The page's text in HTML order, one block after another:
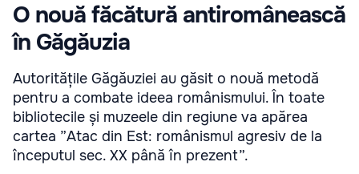
O nouă făcătură antiromânească
în Găgăuzia
Autoritățile Găgăuziei au găsit o nouă metodă
pentru a combate ideea românismului. În toate
bibliotecile și muzeele din regiune va apărea
cartea ”Atac din Est: românismul agresiv de la
începutul sec. XX până în prezent”.